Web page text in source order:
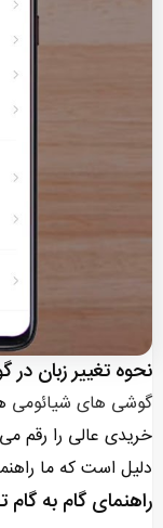
نحوه تغییر زبان
گوشی های شیائومی
خریدی عالی را رقم
دلیل است که ما
راهنمای گام به